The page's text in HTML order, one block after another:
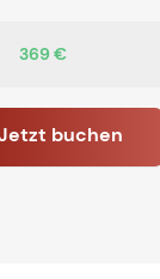
369 €
buchen